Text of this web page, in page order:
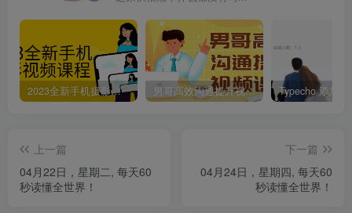
2023全新手机摄影视频课程 男哥高效沟通提升视频课程
上一篇
04月22日，星期二, 每天60
秒读懂全世界！
下一篇
04月24日，星期四, 每天60
秒读懂全世界！